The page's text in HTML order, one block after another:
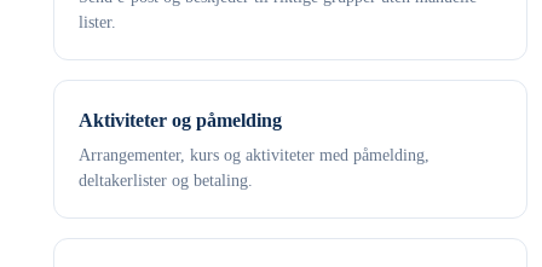
lister.
Aktiviteter og påmelding
Arrangementer, kurs og aktiviteter med påmelding,
deltakerlister og betaling.